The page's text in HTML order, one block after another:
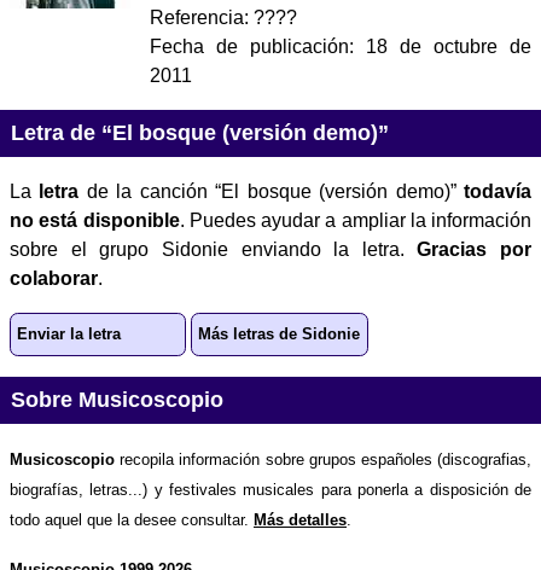
Referencia: ????
Fecha de publicación: 18 de octubre de
2011
Letra de “El bosque (versión demo)”
La letra de la canción “El bosque (versión demo)”todavía
no está disponible. Puedes ayudar a ampliar la información
sobre el grupo Sidonie enviando la letra.Gracias por
colaborar.
Enviar la letra Más letras de Sidonie
Sobre Musicoscopio
Musicoscopio recopila información sobre grupos españoles (discografias,
biografías, letras...) y festivales musicales para ponerla a disposición de
todo aquel que la desee consultar. Más detalles